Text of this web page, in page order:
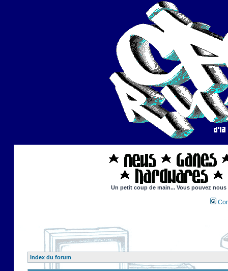
Un petit coup de main... Vous pouvez
Index du forum